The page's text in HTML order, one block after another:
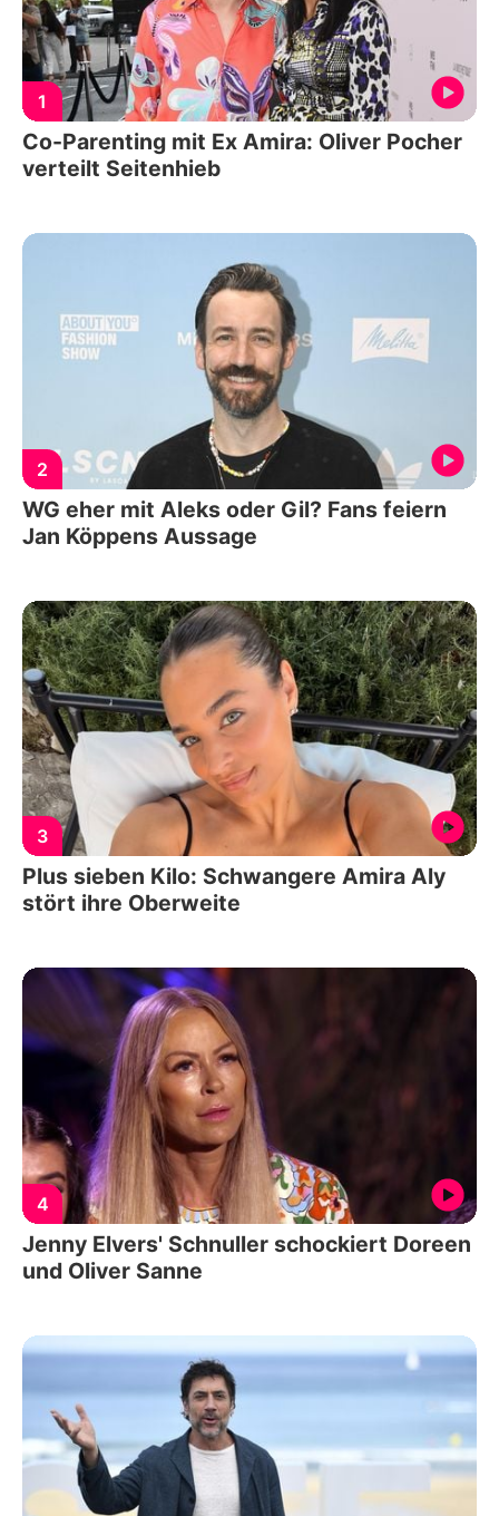
1
Co-Parenting mit Ex Amira: Oliver Pocher
verteilt Seitenhieb
2
WG eher mit Aleks oder Gil? Fans feiern
Jan Köppens Aussage
3
Plus sieben Kilo: Schwangere Amira Aly
stört ihre Oberweite
4
Jenny Elvers' Schnuller schockiert Doreen
und Oliver Sanne